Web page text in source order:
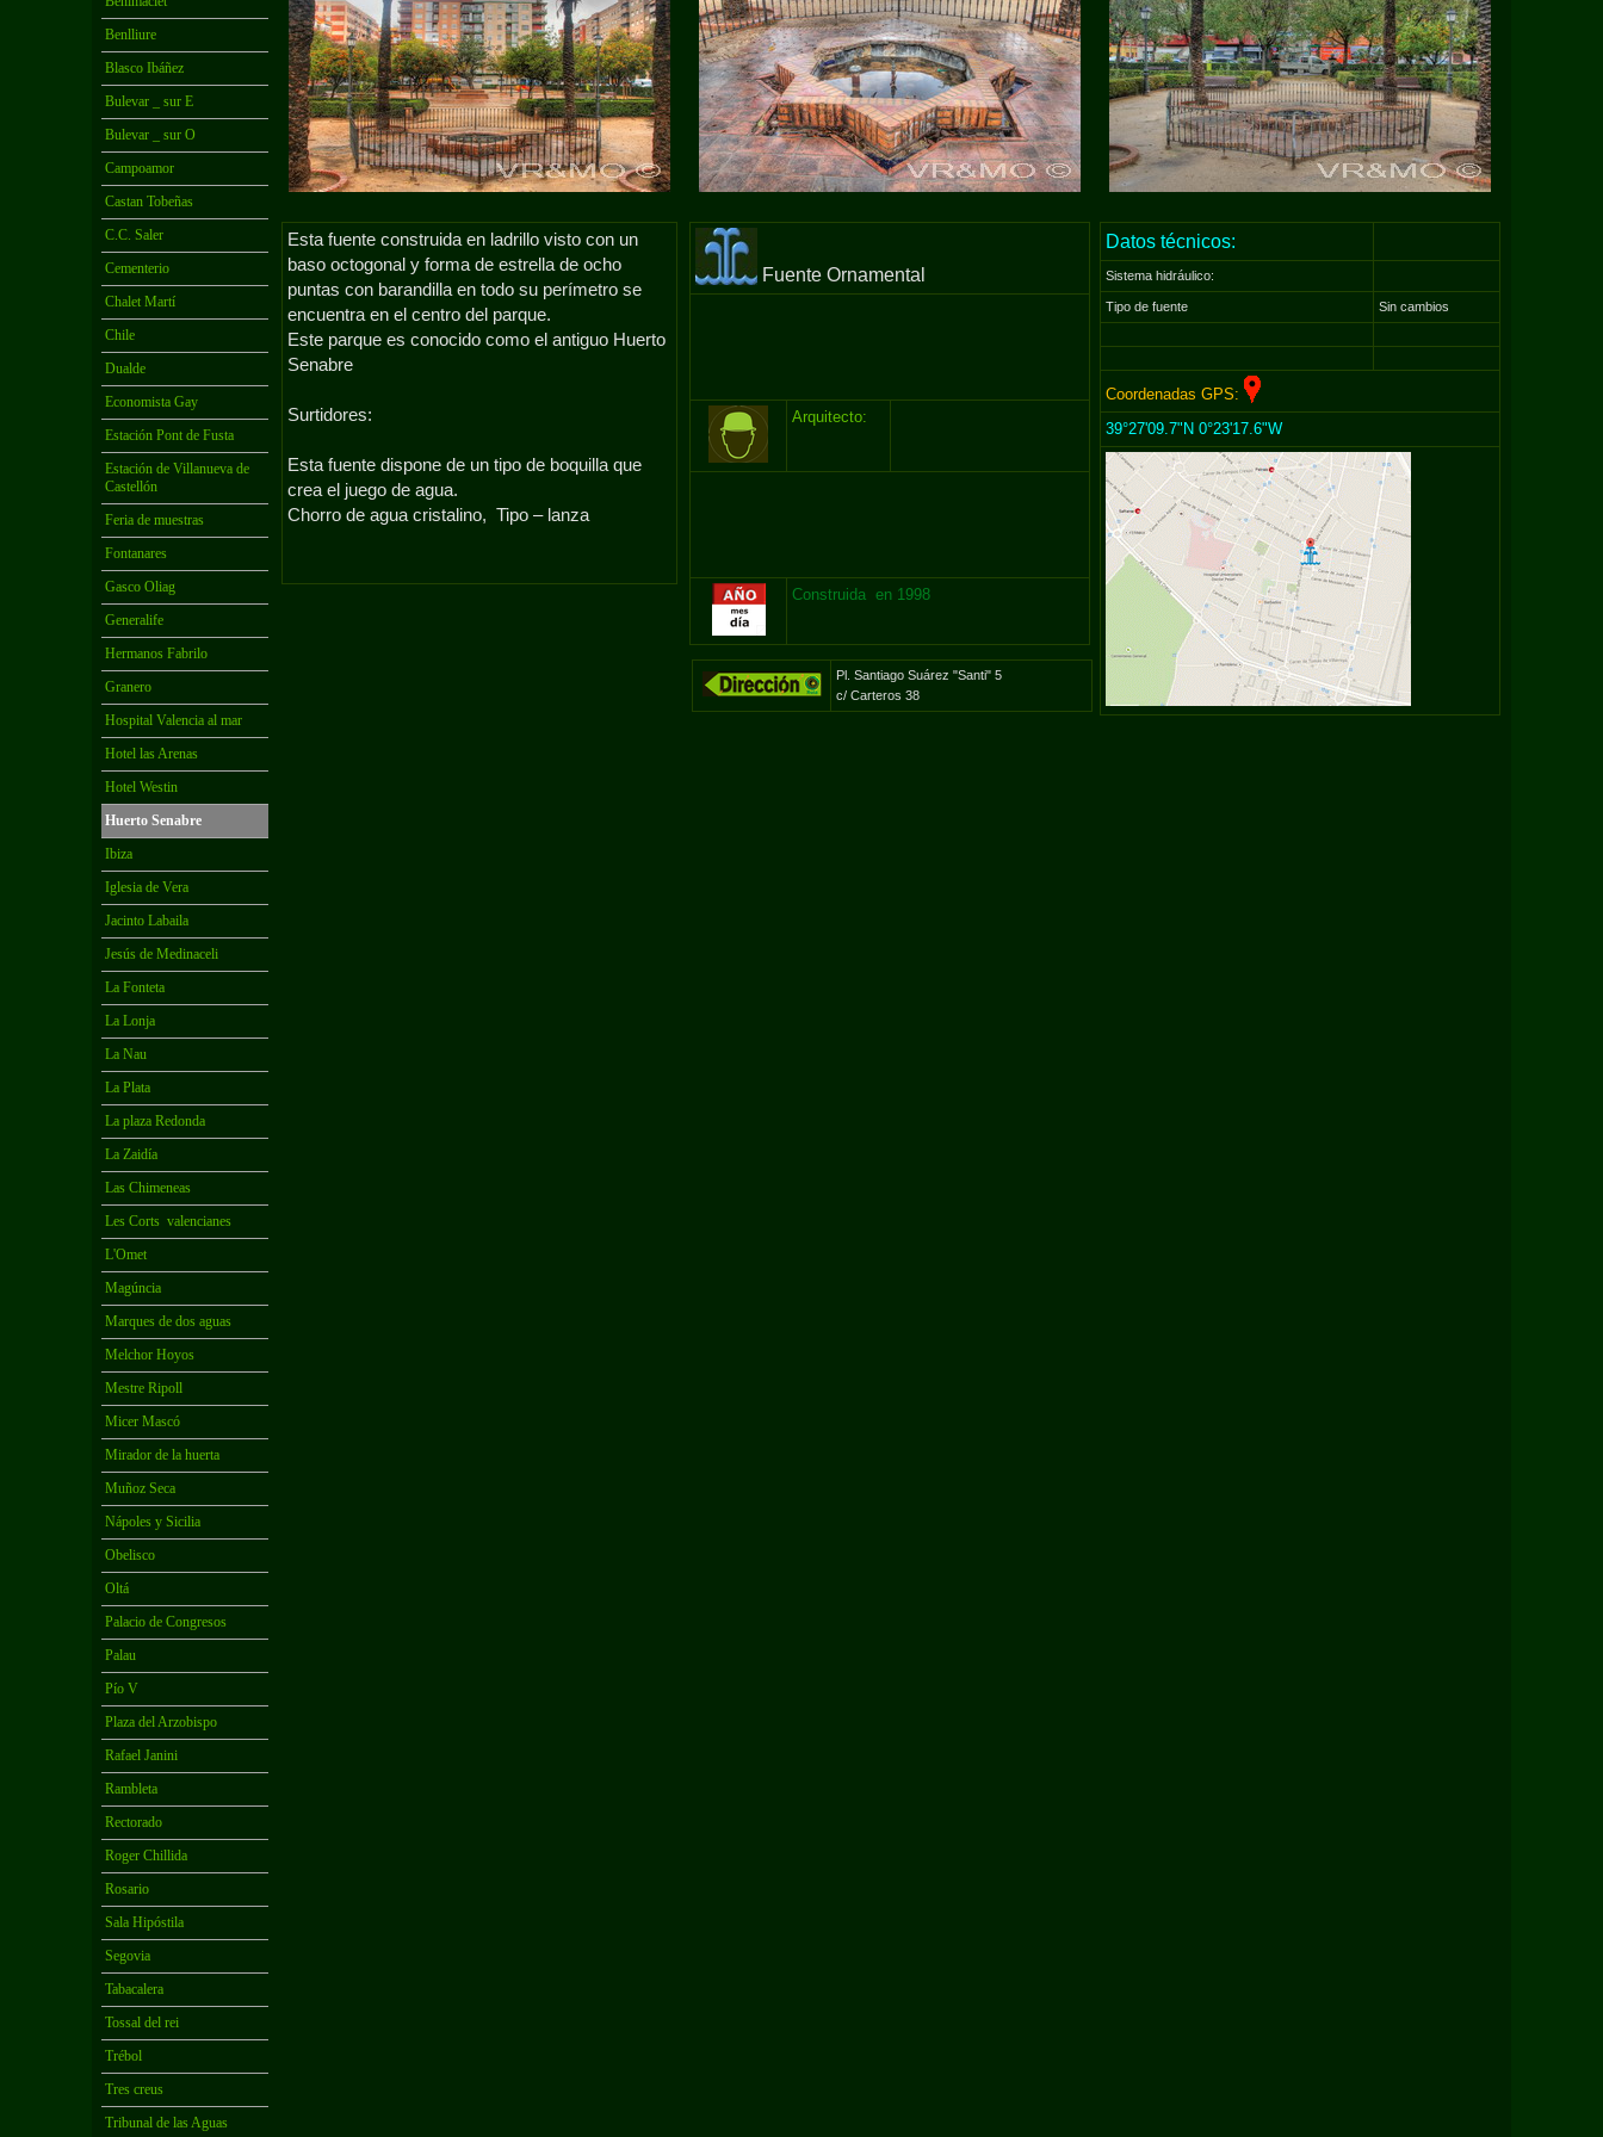
Benlliure
Blasco Ibáñez
Bulevar _ sur E
Bulevar _ sur O
Campoamor
Castan Tobeñas
C.C. Saler
Cementerio
Chalet Martí
Chile
Dualde
Economista Gay
Estación Pont de Fusta
Estación de Villanueva de
Castellón
Feria de muestras
Fontanares
Gasco Oliag
Generalife
Hermanos Fabrilo
Granero
Hospital Valencia al mar
Hotel las Arenas
Hotel Westin
Huerto Senabre
Ibiza
Iglesia de Vera
Jacinto Labaila
Jesús de Medinaceli
La Fonteta
La Lonja
La Nau
La Plata
La plaza Redonda
La Zaidía
Las Chimeneas
Les Corts valencianes
L'Omet
Magúncia
Marques de dos aguas
Melchor Hoyos
Mestre Ripoll
Micer Mascó
Mirador de la huerta
Muñoz Seca
Nápoles y Sicilia
Obelisco
Oltá
Palacio de Congresos
Palau
Pío V
Plaza del Arzobispo
Rafael Janini
Rambleta
Rectorado
Roger Chillida
Rosario
Sala Hipóstila
Segovia
Tabacalera
Tossal del rei
Trébol
Tres creus
Tribunal de las Aguas
Esta fuente construida en ladrillo visto con un
baso octogonal y forma de estrella de ocho
puntas con barandilla en todo su perímetro se
encuentra en el centro del parque.
Este parque es conocido como el antiguo Huerto
Senabre
Surtidores:
Esta fuente dispone de un tipo de boquilla que
crea el juego de agua.
Chorro de agua cristalino, Tipo – lanza
Fuente Ornamental
Arquitecto:
Construida en 1998
Pl. Santiago Suárez "Santi" 5
c/ Carteros 38
Datos técnicos:
Sistema hidráulico:
Tipo de fuente Sin cambios
Coordenadas GPS:
39°27'09.7"N 0°23'17.6"W